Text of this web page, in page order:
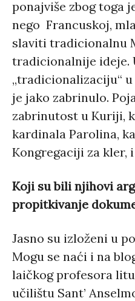
ponajviše zbog toga
nego Francuskoj,
slaviti tradicionalnu
tradicionalnije ideje.
„tradicionalizaciju“
je jako zabrinulo.
zabrinutost u Kuriji,
kardinala Parolina,
Kongregaciji za kler,
Koji su bili njihovi
propitkivanje
Jasno su izloženi u
Mogu se naći i na
laičkog profesora
učilištu Sant’